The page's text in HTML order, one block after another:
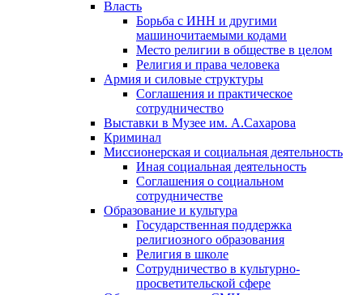
Власть
Борьба с ИНН и другими
машиночитаемыми кодами
Место религии в обществе в целом
Религия и права человека
Армия и силовые структуры
Соглашения и практическое
сотрудничество
Выставки в Музее им. А.Сахарова
Криминал
Миссионерская и социальная деятельность
Иная социальная деятельность
Соглашения о социальном
сотрудничестве
Образование и культура
Государственная поддержка
религиозного образования
Религия в школе
Сотрудничество в культурно-
просветительской сфере